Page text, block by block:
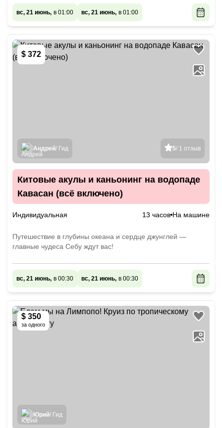
вс, 21 июнь, в 01:00 вс, 21 июнь, в 01:00
$ 372
5/ 1 отзыв
Андрей/ Гид
Китовые акулы и каньонинг на водопаде
Кавасан (всё включено)
Индивидуальная 13 часов На машине
Путешествие в глубины океана и сердце джунглей —
главные чудеса Себу ждут вас!
вс, 21 июнь, в 00:30 вс, 21 июнь, в 00:30
$ 350
за одного
Юрий/ Гид